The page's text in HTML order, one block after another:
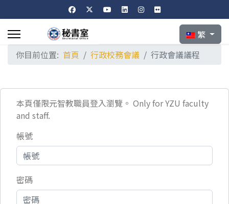
選擇你的語言
繁
你目前位置: 首頁 行政校務會議 行政會議議程
本頁僅限元智教職員登入瀏覽。 Only for YZU faculty
and staff.
帳號
密碼